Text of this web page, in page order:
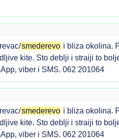
smederevo i bliza okolina.
kite. Sto deblji i straiji to
viber i SMS. 062 201064
smederevo i bliza okolina.
kite. Sto deblji i straiji to
viber i SMS. 062 201064